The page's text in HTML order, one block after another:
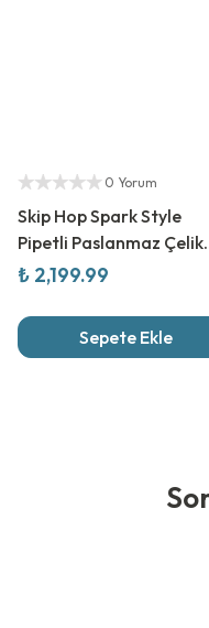
0 Yorum
Skip Hop Spark Style
Pipetli Paslanmaz Çelik
Suluk Futbol
₺ 2,199.99
Sepete Ekle
Son